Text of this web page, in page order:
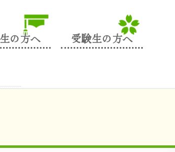
の方へ 受験生の方へ